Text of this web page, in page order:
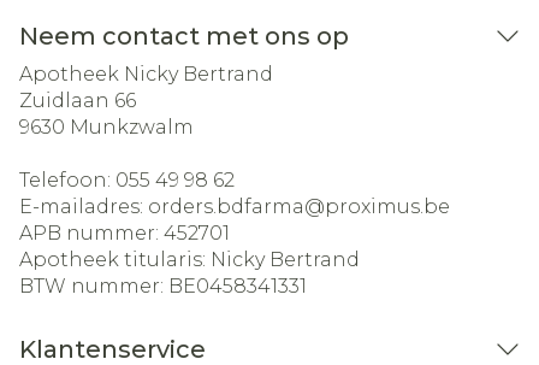
Neem contact met ons op
Apotheek Nicky Bertrand
Zuidlaan 66
9630 Munkzwalm
Telefoon: 055 49 98 62
E-mailadres: orders.bdfarma@proximus.be
APB nummer: 452701
Apotheek titularis: Nicky Bertrand
BTW nummer: BE0458341331
Klantenservice